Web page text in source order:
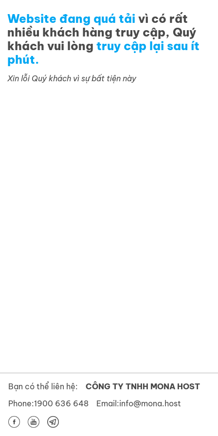
Website đang quá tải vì có rất
nhiều khách hàng truy cập, Quý
khách vui lòng truy cập lại sau ít
phút.
Xin lỗi Quý khách vì sự bất tiện này
Bạn có thể liên hệ:
CÔNG TY TNHH MONA HOST
Phone:1900 636 648 Email:info@mona.host